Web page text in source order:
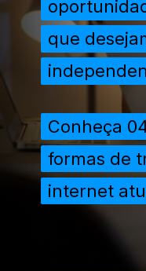
que
que
Conheça
formas de
internet
Conheça
formas de
internet